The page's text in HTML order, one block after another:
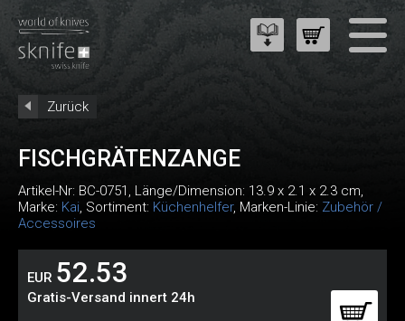
Zurück
FISCHGRÄTENZANGE
Artikel-Nr: BC-0751 , Länge/Dimension: 13.9 x 2.1 x 2.3 cm,
Marke: Kai, Sortiment: Küchenhelfer, Marken-Linie: Zubehör /
Accessoires
EUR 52.53
Gratis-Versand innert 24h